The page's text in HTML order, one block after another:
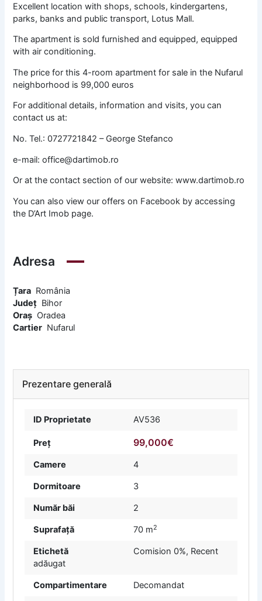
Excellent location with shops, schools, kindergartens,
parks, banks and public transport, Lotus Mall.
The apartment is sold furnished and equipped, equipped
with air conditioning.
The price for this 4-room apartment for sale in the Nufarul
neighborhood is 99,000 euros
For additional details, information and visits, you can
contact us at:
No. Tel.: 0727721842 – George Stefanco
e-mail: office@dartimob.ro
Or at the contact section of our website: www.dartimob.ro
You can also view our offers on Facebook by accessing
the D’Art Imob page.
Adresa
Țara România
Județ Bihor
Oraș Oradea
Cartier Nufarul
Prezentare generală
ID Proprietate AV536
Preț 99,000€
Camere 4
Dormitoare 3
Număr băi 2
Suprafață 70 m2
Etichetă Comision 0%, Recent
adăugat
Compartimentare Decomandat